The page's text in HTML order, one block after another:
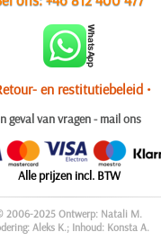
en restitutiebeleid •
geval van vragen - mail ons
Alle prijzen incl. BTW
2006-2025 Ontwerp: Natali M.
Aleks K.; Inhoud: Konsta A.